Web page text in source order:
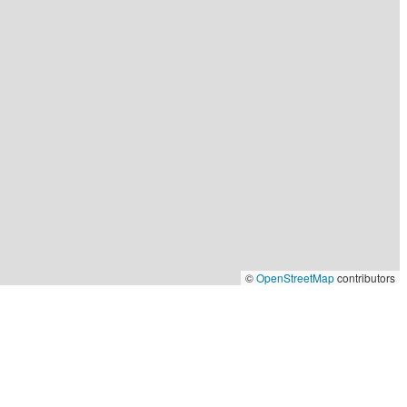
©OpenStreetMapcontributors